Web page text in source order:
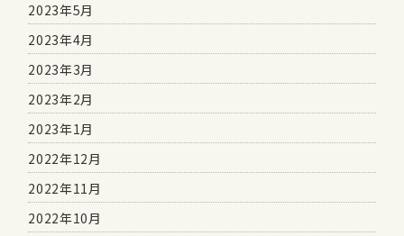
2023年5月
2023年4月
2023年3月
2023年2月
2023年1月
2022年12月
2022年11月
2022年10月